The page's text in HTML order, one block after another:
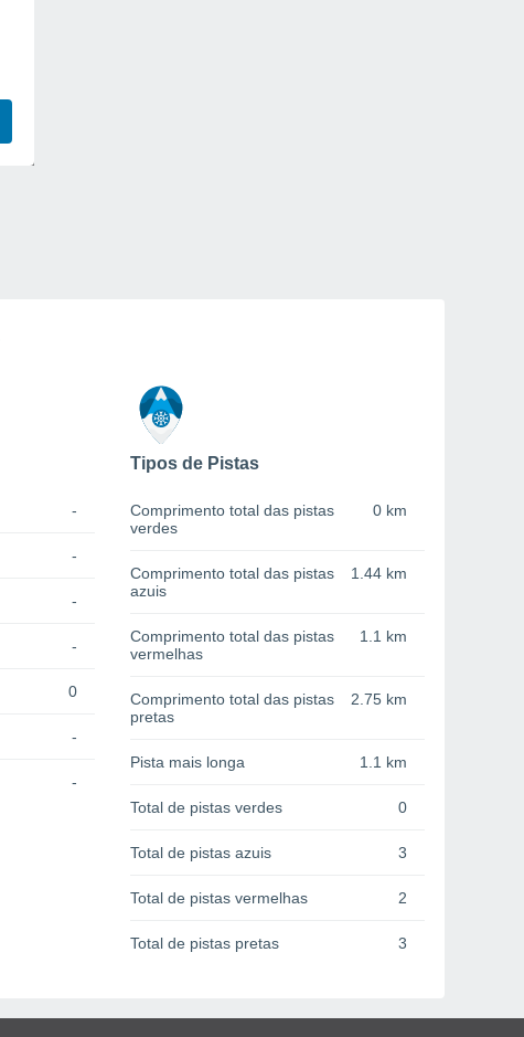
-
-
-
-
0
-
-
Tipos de Pistas
Comprimento total das pistas
verdes
0 km
Comprimento total das pistas
azuis
1.44 km
Comprimento total das pistas
vermelhas
1.1 km
Comprimento total das pistas
pretas
2.75 km
Pista mais longa 1.1 km
Total de pistas verdes 0
Total de pistas azuis 3
Total de pistas vermelhas 2
Total de pistas pretas 3